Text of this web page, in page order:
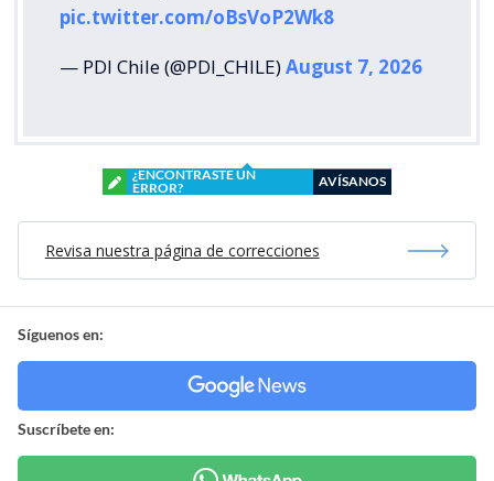
pic.twitter.com/oBsVoP2Wk8
— PDI Chile (@PDI_CHILE)August 7, 2026
¿ENCONTRASTE UN
ERROR?
AVÍSANOS
Revisa nuestra página de correcciones
Síguenos en:
Suscríbete en: